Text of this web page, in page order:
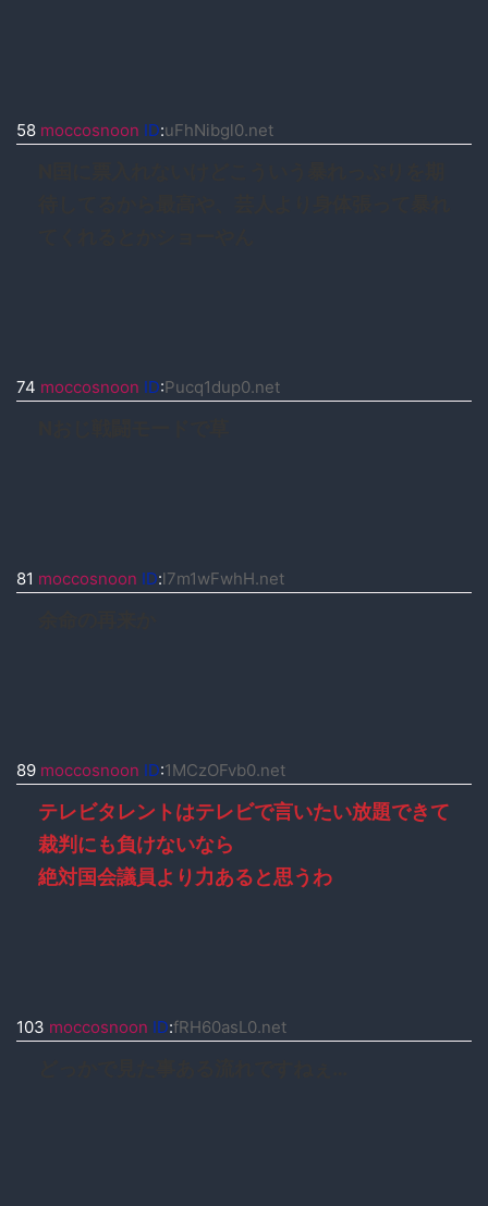
58 moccosnoon ID:uFhNibgl0.net
74 moccosnoon ID:Pucq1dup0.net
81 moccosnoon ID:l7m1wFwhH.net
89 moccosnoon ID:1MCzOFvb0.net
テレビタレントはテレビで言いたい放題できて
裁判にも負けないなら
絶対国会議員より力あると思うわ
103 moccosnoon ID:fRH60asL0.net